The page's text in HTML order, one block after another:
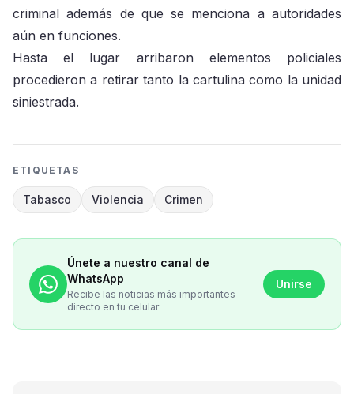
criminal además de que se menciona a autoridades
aún en funciones.
Hasta el lugar arribaron elementos policiales
procedieron a retirar tanto la cartulina como la unidad
siniestrada.
ETIQUETAS
Tabasco Violencia Crimen
Únete a nuestro canal de
WhatsApp
Recibe las noticias más importantes
directo en tu celular
Unirse